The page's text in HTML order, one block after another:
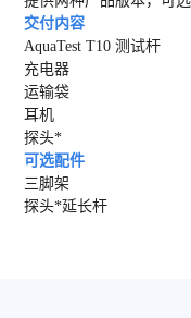
交付内容
AquaTest T10 测试杆
充电器
运输袋
耳机
探头*
可选配件
三脚架
探头*延长杆